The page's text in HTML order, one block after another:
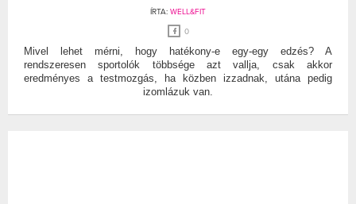
ÍRTA: WELL&FIT
0
Mivel lehet mérni, hogy hatékony-e egy-egy edzés? A
rendszeresen sportolók többsége azt vallja, csak akkor
eredményes a testmozgás, ha közben izzadnak, utána pedig
izomlázuk van.